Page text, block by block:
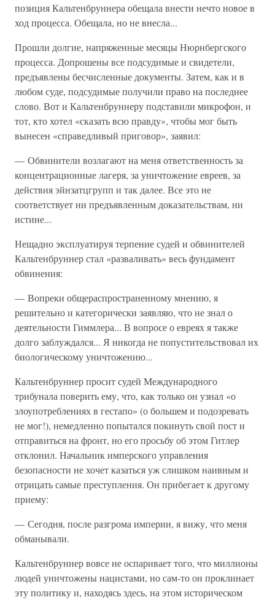
позиция Кальтенбруннера обещала внести нечто новое в
ход процесса. Обещала, но не внесла...
Прошли долгие, напряженные месяцы Нюрнбергского
процесса. Допрошены все подсудимые и свидетели,
предъявлены бесчисленные документы. Затем, как и в
любом суде, подсудимые получили право на последнее
слово. Вот и Кальтенбруннеру подставили микрофон, и
тот, кто хотел «сказать всю правду», чтобы мог быть
вынесен «справедливый приговор», заявил:
— Обвинители возлагают на меня ответственность за
концентрационные лагеря, за уничтожение евреев, за
действия эйнзатцгрупп и так далее. Все это не
соответствует ни предъявленным доказательствам, ни
истине...
Нещадно эксплуатируя терпение судей и обвинителей
Кальтенбруннер стал «разваливать» весь фундамент
обвинения:
— Вопреки общераспространенному мнению, я
решительно и категорически заявляю, что не знал о
деятельности Гиммлера... В вопросе о евреях я также
долго заблуждался... Я никогда не попустительствовал их
биологическому уничтожению...
Кальтенбруннер просит судей Международного
трибунала поверить ему, что, как только он узнал «о
злоупотреблениях в гестапо» (о большем и подозревать
не мог!), немедленно попытался покинуть свой пост и
отправиться на фронт, но его просьбу об этом Гитлер
отклонил. Начальник имперского управления
безопасности не хочет казаться уж слишком наивным и
отрицать самые преступления. Он прибегает к другому
приему:
— Сегодня, после разгрома империи, я вижу, что меня
обманывали.
Кальтенбруннер вовсе не оспаривает того, что миллионы
людей уничтожены нацистами, но сам-то он проклинает
эту политику и, находясь здесь, на этом историческом